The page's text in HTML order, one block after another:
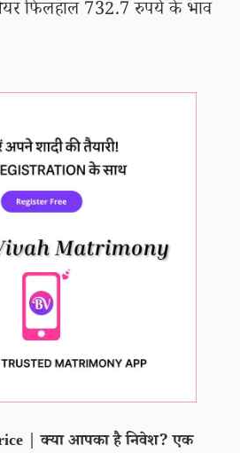
फिलहाल 732.7 रुपये के भाव
| क्या आपका है निवेश? एक